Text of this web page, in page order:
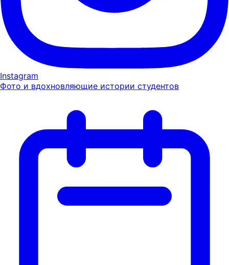
Instagram
Фото и вдохновляющие истории студентов